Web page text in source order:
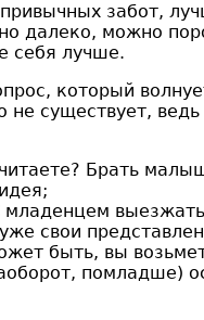
забот,
далеко, можно
себя лучше.
который
не существует,
Брать
младенцем
свои
быть, вы
помладше)